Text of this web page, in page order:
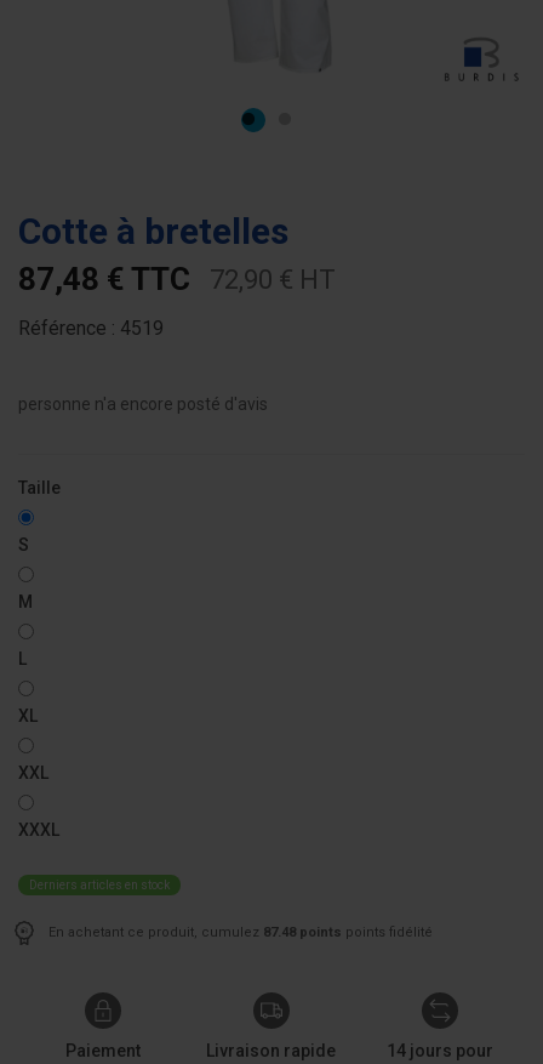
Cotte à bretelles
87,48 € TTC 72,90 € HT
Référence : 4519
personne n'a encore posté d'avis
Taille
S
M
XL
XXL
XXXL
Derniers articles en stock
En achetant ce produit, cumulez 87.48 points points fidélité
Paiement
Livraison rapide
14 jours pour